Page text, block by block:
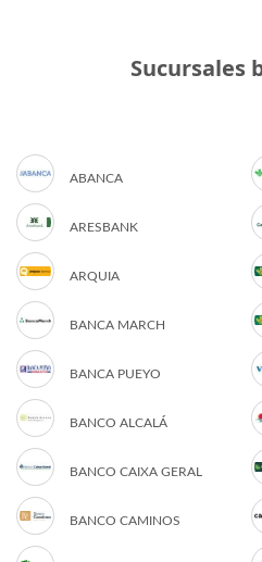
Sucursales
ABANCA
ARESBANK
ARQUIA
BANCA MARCH
BANCA PUEYO
BANCO ALCALÁ
BANCO CAIXA GERAL
BANCO CAMINOS